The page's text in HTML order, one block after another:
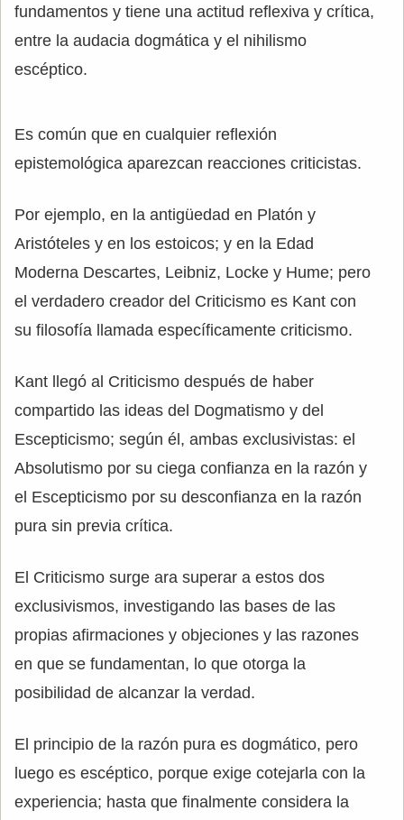
fundamentos y tiene una actitud reflexiva y crítica,
entre la audacia dogmática y el nihilismo
escéptico.
Es común que en cualquier reflexión
epistemológica aparezcan reacciones criticistas.
Por ejemplo, en la antigüedad en Platón y
Aristóteles y en los estoicos; y en la Edad
Moderna Descartes, Leibniz, Locke y Hume; pero
el verdadero creador del Criticismo es Kant con
su filosofía llamada específicamente criticismo.
Kant llegó al Criticismo después de haber
compartido las ideas del Dogmatismo y del
Escepticismo; según él, ambas exclusivistas: el
Absolutismo por su ciega confianza en la razón y
el Escepticismo por su desconfianza en la razón
pura sin previa crítica.
El Criticismo surge ara superar a estos dos
exclusivismos, investigando las bases de las
propias afirmaciones y objeciones y las razones
en que se fundamentan, lo que otorga la
posibilidad de alcanzar la verdad.
El principio de la razón pura es dogmático, pero
luego es escéptico, porque exige cotejarla con la
experiencia; hasta que finalmente considera la